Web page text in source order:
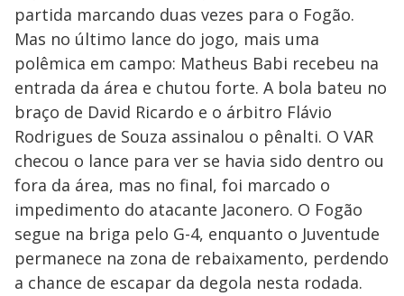
partida marcando duas vezes para o Fogão.
Mas no último lance do jogo, mais uma
polêmica em campo: Matheus Babi recebeu na
entrada da área e chutou forte. A bola bateu no
braço de David Ricardo e o árbitro Flávio
Rodrigues de Souza assinalou o pênalti. O VAR
checou o lance para ver se havia sido dentro ou
fora da área, mas no final, foi marcado o
impedimento do atacante Jaconero. O Fogão
segue na briga pelo G-4, enquanto o Juventude
permanece na zona de rebaixamento, perdendo
a chance de escapar da degola nesta rodada.